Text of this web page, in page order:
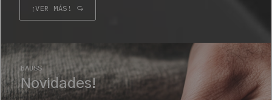
¡VER MÁS!
BAUSS
Novidades!